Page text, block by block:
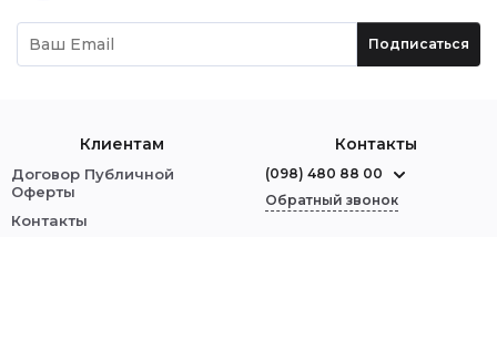
Подписаться
Клиентам
Договор Публичной
Оферты
Контакты
Контакты
(098) 480 88 00
Обратный звонок